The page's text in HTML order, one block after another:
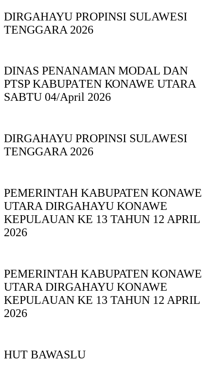
DIRGAHAYU PROPINSI SULAWESI
TENGGARA 2026
DINAS PΕΝΑΝΑΜAN MODAL DAN
PTSP KABUPAΤΕΝ ΚΟNAWE UTARA
SABTU 04/April 2026
DIRGAHAYU PROPINSI SULAWESI
TENGGARA 2026
PEMERINTAH KABUPATEN KONAWE
UTARA DIRGAHAYU KONAWE
KEPULAUAN KE 13 TAHUN 12 APRIL
2026
PEMERINTAH KABUPATEN KONAWE
UTARA DIRGAHAYU KONAWE
KEPULAUAN KE 13 TAHUN 12 APRIL
2026
HUT BAWASLU